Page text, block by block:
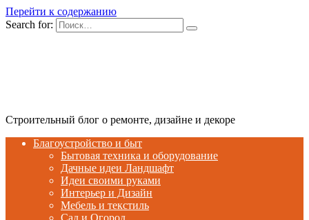
Перейти к содержанию
Search for:
Строительный блог о ремонте, дизайне и декоре
Благоустройство и быт
Бытовая техника и оборудование
Дачные идеи Ландшафт
Идеи своими руками
Интерьер и Дизайн
Мебель и текстиль
Сад и Огород